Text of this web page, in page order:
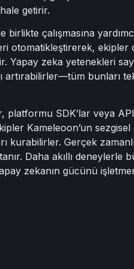
getirir.
çalışmasına
otomatikleştirerek, ekipler
zeka yetenekleri
artırabilirler—tüm bunları
SDK’lar veya
Kameleoon’un
kurabilirler. Gerçek
Daha akıllı deneylerle
zekanın gücünü